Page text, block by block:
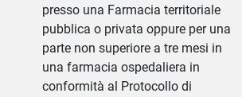
presso una Farmacia territoriale
pubblica o privata oppure per una
parte non superiore a tre mesi in
una farmacia ospedaliera in
conformità al Protocollo di